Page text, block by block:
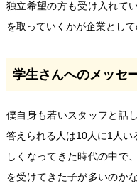
独立希望の方も受け入れて
を取っていくかが企業とし
学生さんへのメッセ
僕自身も若いスタッフと話
答えられる人は10人に1人
しくなってきた時代の中で
を受けてきた子が多いのか